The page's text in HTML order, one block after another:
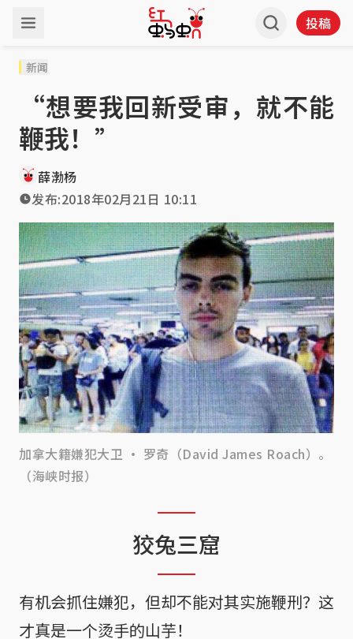
投稿
新闻
“想要我回新受审，就不能
鞭我！”
薛渤杨
发布:2018年02月21日 10:11
加拿大籍嫌犯大卫 · 罗奇（David James Roach）。
（海峡时报）
狡兔三窟
有机会抓住嫌犯，但却不能对其实施鞭刑？这
才真是一个烫手的山芋！